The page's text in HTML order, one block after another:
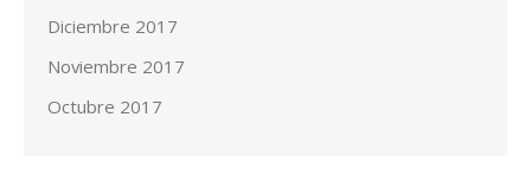
Diciembre 2017
Noviembre 2017
Octubre 2017